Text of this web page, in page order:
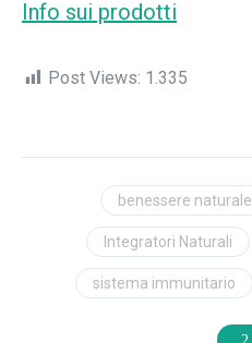
In relazione a
Info sui prodotti
Post Views: 1.335
benessere naturale
Integratori Naturali
sistema immunitario